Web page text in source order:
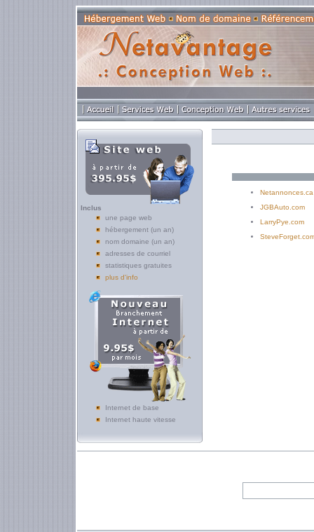
Inclus
une page web
hébergement (un an)
nom domaine (un an)
adresses de courriel
statistiques gratuites
plus d'info
Internet de base
Internet haute vitesse
Netannonces.ca
JGBAuto.com
LarryPye.com